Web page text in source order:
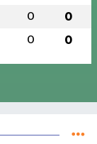
0 0
0 0